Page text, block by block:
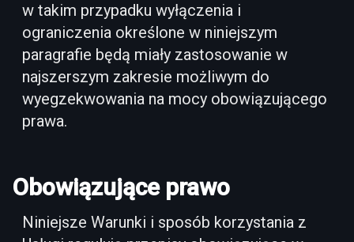
w takim przypadku wyłączenia i
ograniczenia określone w niniejszym
paragrafie będą miały zastosowanie w
najszerszym zakresie możliwym do
wyegzekwowania na mocy obowiązującego
prawa.
Obowiązujące prawo
Niniejsze Warunki i sposób korzystania z